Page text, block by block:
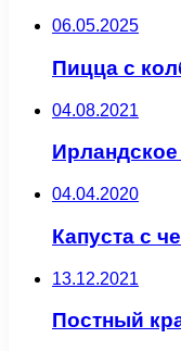
06.05.2025
Пицца с
04.08.2021
Ирландское
04.04.2020
Капуста с
13.12.2021
Постный